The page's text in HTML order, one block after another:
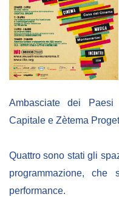
EUROFRONT
COPOLAD III
AL-INVEST Verde
Foto
Audio
Ambasciate dei Paesi
Capitale e Zètema
Quattro sono stati gli
programmazione,
performance.